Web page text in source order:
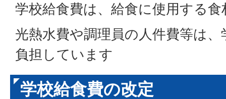
学校給食費は、給食に使用する
光熱水費や調理員の人件費等は
負担しています
学校給食費の改定